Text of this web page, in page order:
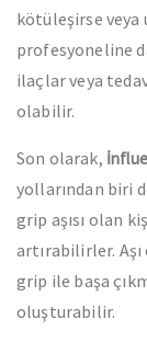
kötüleşirse veya
profesyoneline
ilaçlar veya
olabilir.
Son olarak,
yollarından biri
grip aşısı olan
artırabilirler.
grip ile başa
oluşturabilir.